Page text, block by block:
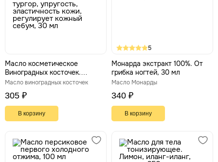
Масло косметическое
Виноградных косточек.
Повышает тургор, упругость,
регулирует кожный себум, 30
мл
Масло виноградных косточек
305 ₽
В корзину
5
Монарда экстракт 100%. От
грибка ногтей, 30 мл
Масло Монарды
340 ₽
В корзину